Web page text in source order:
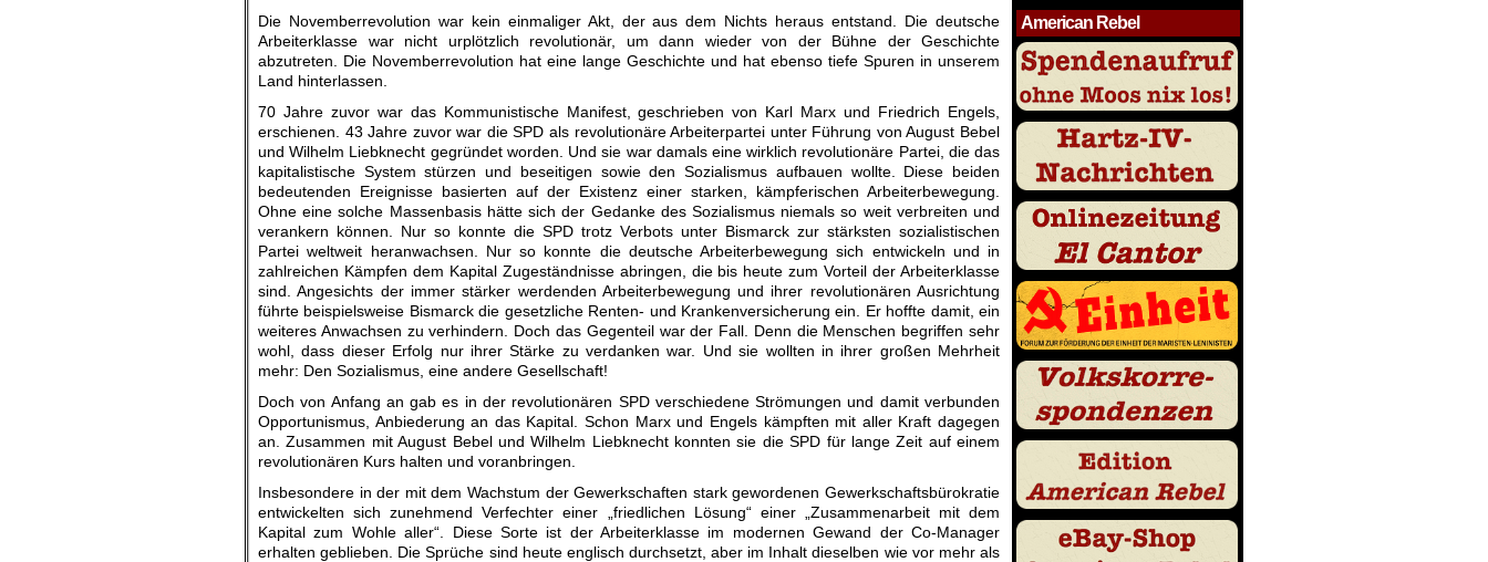
Die Novemberrevolution war kein einmaliger Akt, der aus dem Nichts heraus entstand. Die deutsche
Arbeiterklasse war nicht urplötzlich revolutionär, um dann wieder von der Bühne der Geschichte
abzutreten. Die Novemberrevolution hat eine lange Geschichte und hat ebenso tiefe Spuren in unserem
Land hinterlassen.
70 Jahre zuvor war das Kommunistische Manifest, geschrieben von Karl Marx und Friedrich Engels,
erschienen. 43 Jahre zuvor war die SPD als revolutionäre Arbeiterpartei unter Führung von August Bebel
und Wilhelm Liebknecht gegründet worden. Und sie war damals eine wirklich revolutionäre Partei, die das
kapitalistische System stürzen und beseitigen sowie den Sozialismus aufbauen wollte. Diese beiden
bedeutenden Ereignisse basierten auf der Existenz einer starken, kämpferischen Arbeiterbewegung.
Ohne eine solche Massenbasis hätte sich der Gedanke des Sozialismus niemals so weit verbreiten und
verankern können. Nur so konnte die SPD trotz Verbots unter Bismarck zur stärksten sozialistischen
Partei weltweit heranwachsen. Nur so konnte die deutsche Arbeiterbewegung sich entwickeln und in
zahlreichen Kämpfen dem Kapital Zugeständnisse abringen, die bis heute zum Vorteil der Arbeiterklasse
sind. Angesichts der immer stärker werdenden Arbeiterbewegung und ihrer revolutionären Ausrichtung
führte beispielsweise Bismarck die gesetzliche Renten- und Krankenversicherung ein. Er hoffte damit, ein
weiteres Anwachsen zu verhindern. Doch das Gegenteil war der Fall. Denn die Menschen begriffen sehr
wohl, dass dieser Erfolg nur ihrer Stärke zu verdanken war. Und sie wollten in ihrer großen Mehrheit
mehr: Den Sozialismus, eine andere Gesellschaft!
Doch von Anfang an gab es in der revolutionären SPD verschiedene Strömungen und damit verbunden
Opportunismus, Anbiederung an das Kapital. Schon Marx und Engels kämpften mit aller Kraft dagegen
an. Zusammen mit August Bebel und Wilhelm Liebknecht konnten sie die SPD für lange Zeit auf einem
revolutionären Kurs halten und voranbringen.
Insbesondere in der mit dem Wachstum der Gewerkschaften stark gewordenen Gewerkschaftsbürokratie
entwickelten sich zunehmend Verfechter einer „friedlichen Lösung“ einer „Zusammenarbeit mit dem
Kapital zum Wohle aller“. Diese Sorte ist der Arbeiterklasse im modernen Gewand der Co-Manager
erhalten geblieben. Die Sprüche sind heute englisch durchsetzt, aber im Inhalt dieselben wie vor mehr als
American Rebel